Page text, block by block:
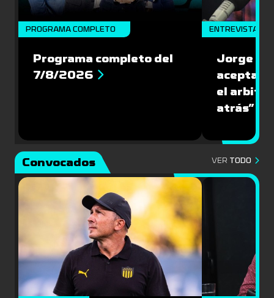
PROGRAMA COMPLETO
Programa completo del
7/8/2026
ENTREVISTA
Jorge
aceptar
el
atrás”
Convocados VER TODO